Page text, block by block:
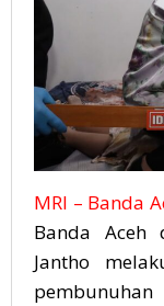
MRI – Banda
Banda Aceh
Jantho